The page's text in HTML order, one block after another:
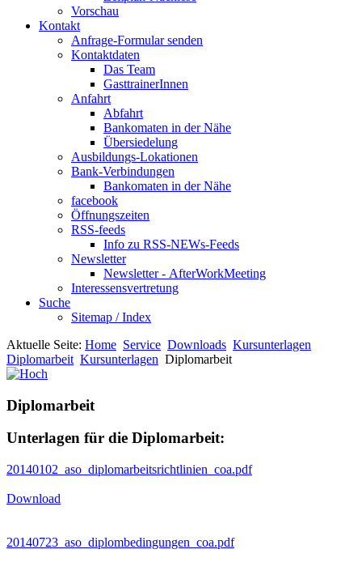
Vorschau
Kontakt
Anfrage-Formular senden
Kontaktdaten
Das Team
GasttrainerInnen
Anfahrt
Abfahrt
Bankomaten in der Nähe
Übersiedelung
Ausbildungs-Lokationen
Bank-Verbindungen
Bankomaten in der Nähe
facebook
Öffnungszeiten
RSS-feeds
Info zu RSS-NEWs-Feeds
Newsletter
Newsletter - AfterWorkMeeting
Interessensvertretung
Suche
Sitemap / Index
Aktuelle Seite: Home Service Downloads Kursunterlagen
Diplomarbeit Kursunterlagen Diplomarbeit
Diplomarbeit
Unterlagen für die Diplomarbeit:
20140102_aso_diplomarbeitsrichtlinien_coa.pdf
Download
20140723_aso_diplombedingungen_coa.pdf